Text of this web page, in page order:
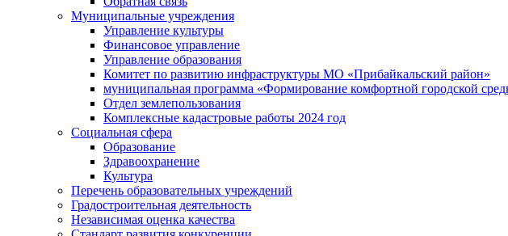
Муниципальные учреждения
Управление культуры
Финансовое управление
Управление образования
Комитет по развитию инфраструктуры МО «Прибайкальский район»
муниципальная программа «Формирование комфортной городской
Отдел землепользования
Комплексные кадастровые работы 2024 год
Социальная сфера
Образование
Здравоохранение
Культура
Перечень образовательных учреждений
Градостроительная деятельность
Независимая оценка качества